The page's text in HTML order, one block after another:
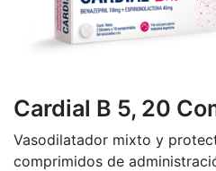
Cardial B 5, 20
Vasodilatador mixto y
comprimidos de